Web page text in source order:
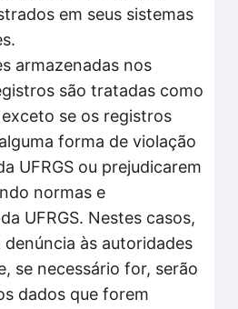
em seus sistemas
armazenadas nos
são tratadas como
se os registros
forma de violação
UFRGS ou prejudicarem
normas e
UFRGS. Nestes casos,
às autoridades
se necessário for, serão
dados que forem